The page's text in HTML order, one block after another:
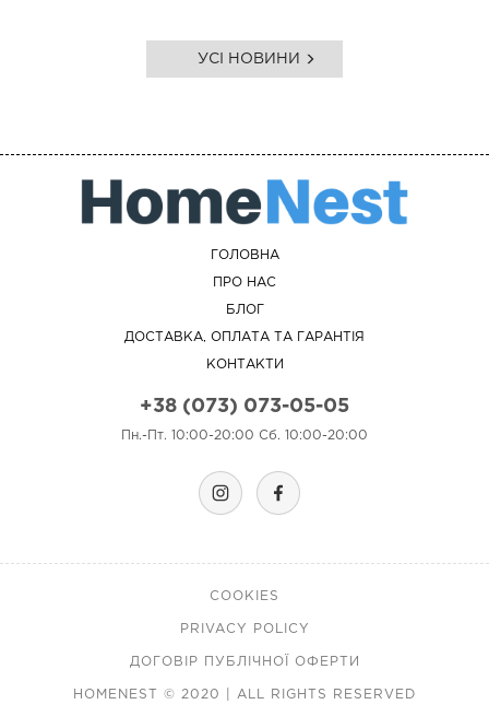
УСІ НОВИНИ
ГОЛОВНА
ПРО НАС
БЛОГ
ДОСТАВКА, ОПЛАТА ТА ГАРАНТІЯ
КОНТАКТИ
+38 (073) 073-05-05
Пн.-Пт. 10:00-20:00 Сб. 10:00-20:00
COOKIES
PRIVACY POLICY
ДОГОВІР ПУБЛІЧНОЇ ОФЕРТИ
HOMENEST © 2020 | ALL RIGHTS RESERVED